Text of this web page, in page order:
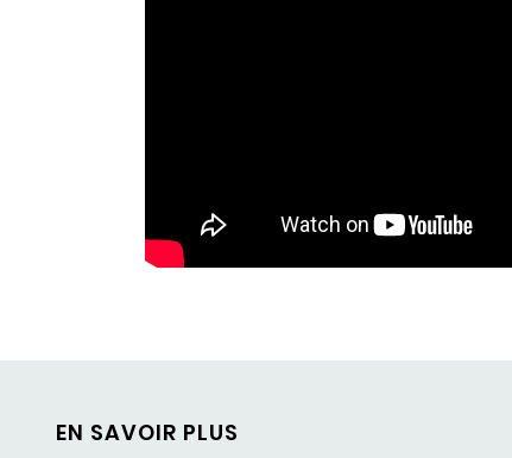
EN SAVOIR PLUS